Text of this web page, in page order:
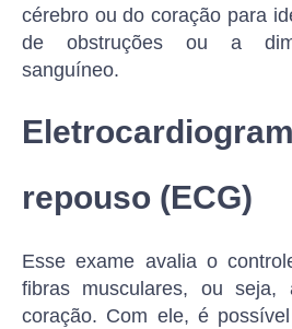
cérebro ou do coração para
de obstruções ou a
sanguíneo.
repouso (ECG)
Esse exame avalia o
fibras musculares, ou
coração. Com ele, é